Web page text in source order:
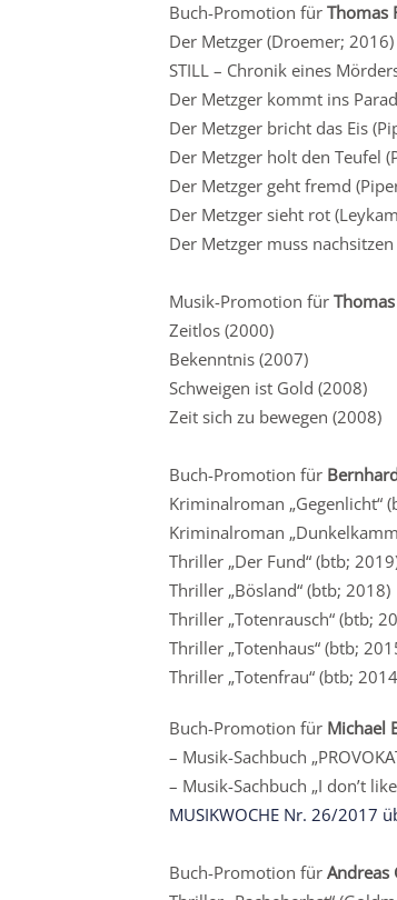
Buch-Promotion für Thomas
Der Metzger (Droemer; 2016)
STILL – Chronik eines
Der Metzger kommt ins
Der Metzger bricht das Eis
Der Metzger holt den Teufel
Der Metzger geht fremd
Der Metzger sieht rot
Der Metzger muss
Musik-Promotion für
Zeitlos (2000)
Bekenntnis (2007)
Schweigen ist Gold (2008)
Zeit sich zu bewegen (2008)
Buch-Promotion für
Kriminalroman „Gegenlicht“
Kriminalroman
Thriller „Der Fund“ (btb;
Thriller „Bösland“ (btb; 2018)
Thriller „Totenrausch“ (btb;
Thriller „Totenhaus“ (btb;
Thriller „Totenfrau“ (btb;
Buch-Promotion für Michael
– Musik-Sachbuch
– Musik-Sachbuch „I don’t
MUSIKWOCHE Nr. 26/2017
Buch-Promotion für Andreas